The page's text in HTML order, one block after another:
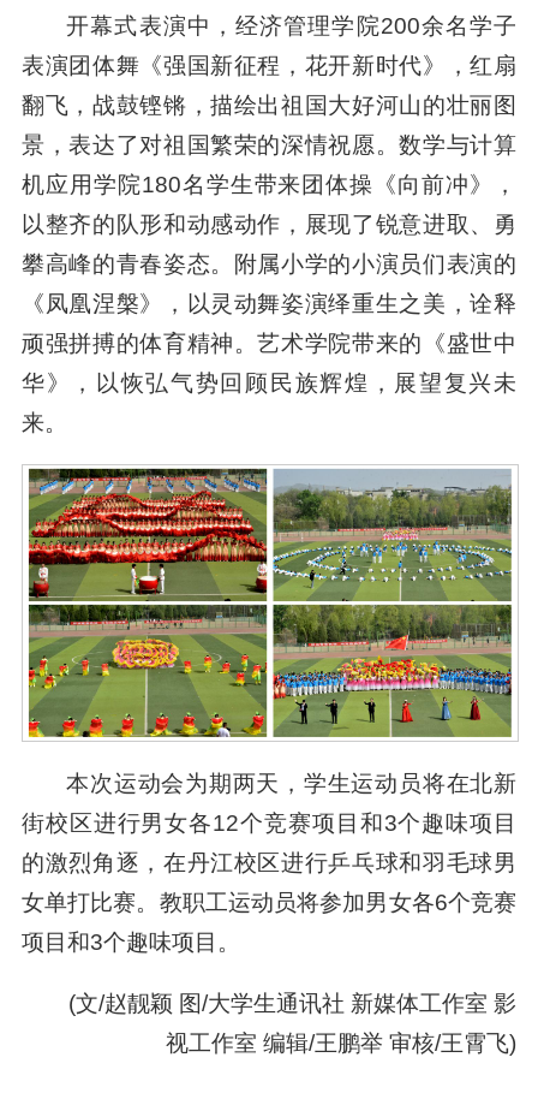
开幕式表演中，经济管理学院200余名学子
表演团体舞《强国新征程，花开新时代》，红扇
翻飞，战鼓铿锵，描绘出祖国大好河山的壮丽图
景，表达了对祖国繁荣的深情祝愿。数学与计算
机应用学院180名学生带来团体操《向前冲》，
以整齐的队形和动感动作，展现了锐意进取、勇
攀高峰的青春姿态。附属小学的小演员们表演的
《凤凰涅槃》，以灵动舞姿演绎重生之美，诠释
顽强拼搏的体育精神。艺术学院带来的《盛世中
华》，以恢弘气势回顾民族辉煌，展望复兴未
来。
本次运动会为期两天，学生运动员将在北新
街校区进行男女各12个竞赛项目和3个趣味项目
的激烈角逐，在丹江校区进行乒乓球和羽毛球男
女单打比赛。教职工运动员将参加男女各6个竞赛
项目和3个趣味项目。
(文/赵靓颖 图/大学生通讯社 新媒体工作室 影
视工作室 编辑/王鹏举 审核/王霄飞)